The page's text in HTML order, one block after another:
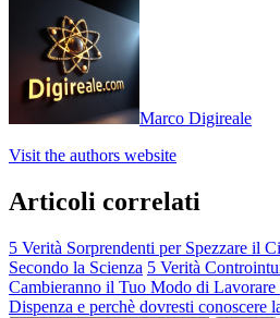
Marco Digireale
Visit the authors website
Articoli correlati
5 Verità Sorprendenti per Spezzare il
Secondo la Scienza 5 Verità
Cambieranno il Tuo Modo di Lavorare
Dispenza e perchè dovresti conoscere